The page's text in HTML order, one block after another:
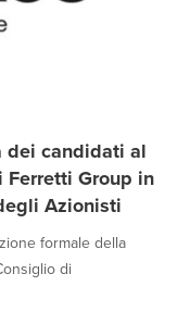
dei candidati al
Group in
Azionisti
formale della
di